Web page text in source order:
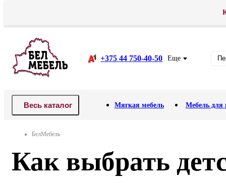
+375 44 750-40-50 Еще
Весь каталог Мягкая мебель Мебель для
БелМебель
Как выбрать